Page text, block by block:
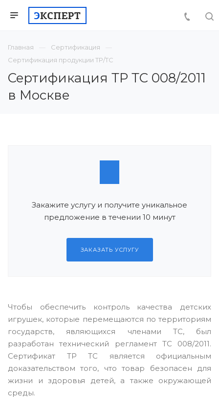
Главная
Сертификация
Сертификация продукции ТР/ТС
Сертификация ТР ТС 008/2011
в Москве
Закажите услугу и получите уникальное
предложение в течении 10 минут
ЗАКАЗАТЬ УСЛУГУ
Чтобы обеспечить контроль качества детских
игрушек, которые перемещаются по территориям
государств, являющихся членами ТС, был
разработан технический регламент ТС 008/2011.
Сертификат ТР ТС является официальным
доказательством того, что товар безопасен для
жизни и здоровья детей, а также окружающей
среды.